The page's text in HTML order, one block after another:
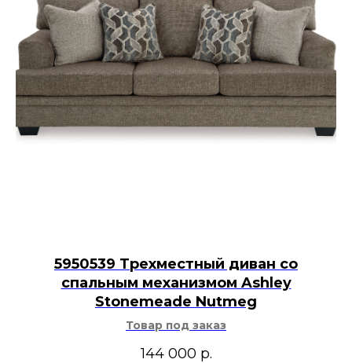
5950539 Трехместный диван со
спальным механизмом Ashley
Stonemeade Nutmeg
Товар под заказ
144 000 р.